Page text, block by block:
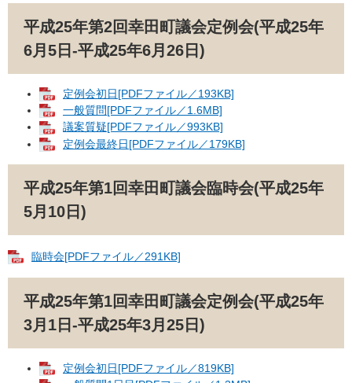
平成25年第2回幸田町議会定例会(平成25年
6月5日-平成25年6月26日)
定例会初日[PDFファイル／193KB]
一般質問[PDFファイル／1.6MB]
議案質疑[PDFファイル／993KB]
定例会最終日[PDFファイル／179KB]
平成25年第1回幸田町議会臨時会(平成25年
5月10日)
臨時会[PDFファイル／291KB]
平成25年第1回幸田町議会定例会(平成25年
3月1日-平成25年3月25日)
定例会初日[PDFファイル／819KB]